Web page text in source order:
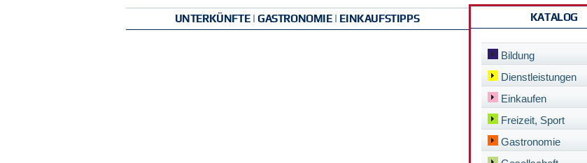
UNTERKÜNFTE | GASTRONOMIE | EINKAUFSTIPPS KATALOG
Bildung
Dienstleistungen
Einkaufen
Freizeit, Sport
Gastronomie